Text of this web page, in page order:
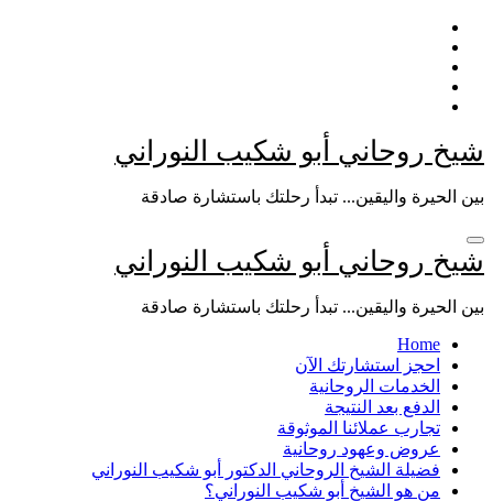
التجاوز
المحتوى
شيخ روحاني أبو شكيب النوراني
بين الحيرة واليقين... تبدأ رحلتك باستشارة صادقة
شيخ روحاني أبو شكيب النوراني
بين الحيرة واليقين... تبدأ رحلتك باستشارة صادقة
Home
احجز استشارتك الآن
الخدمات الروحانية
الدفع بعد النتيجة
تجارب عملائنا الموثوقة
عروض وعهود روحانية
فضيلة الشيخ الروحاني الدكتور أبو شكيب النوراني
من هو الشيخ أبو شكيب النوراني؟